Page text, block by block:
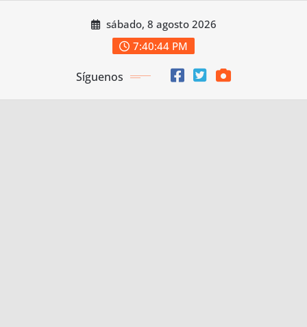
sábado, 8 agosto 2026
7:40:46 PM
Síguenos